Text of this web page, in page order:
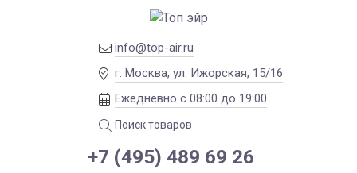
info@top-air.ru
г. Москва, ул. Ижорская, 15/16
Ежедневно с 08:00 до 19:00
+7 (495) 489 69 26